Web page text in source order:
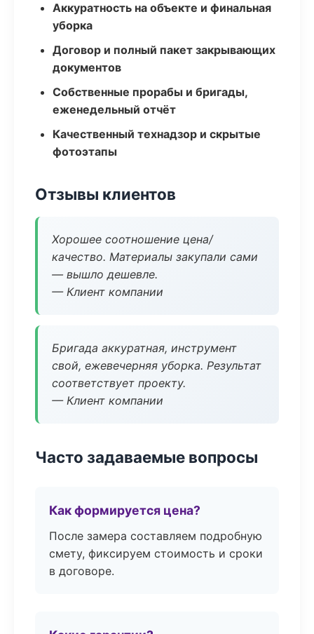
Аккуратность на объекте и финальная
уборка
Договор и полный пакет закрывающих
документов
Собственные прорабы и бригады,
еженедельный отчёт
Качественный технадзор и скрытые
фотоэтапы
Отзывы клиентов
Хорошее соотношение цена/
качество. Материалы закупали сами
— вышло дешевле.
— Клиент компании
Бригада аккуратная, инструмент
свой, ежевечерняя уборка. Результат
соответствует проекту.
— Клиент компании
Часто задаваемые вопросы
Как формируется цена?
После замера составляем подробную
смету, фиксируем стоимость и сроки
в договоре.